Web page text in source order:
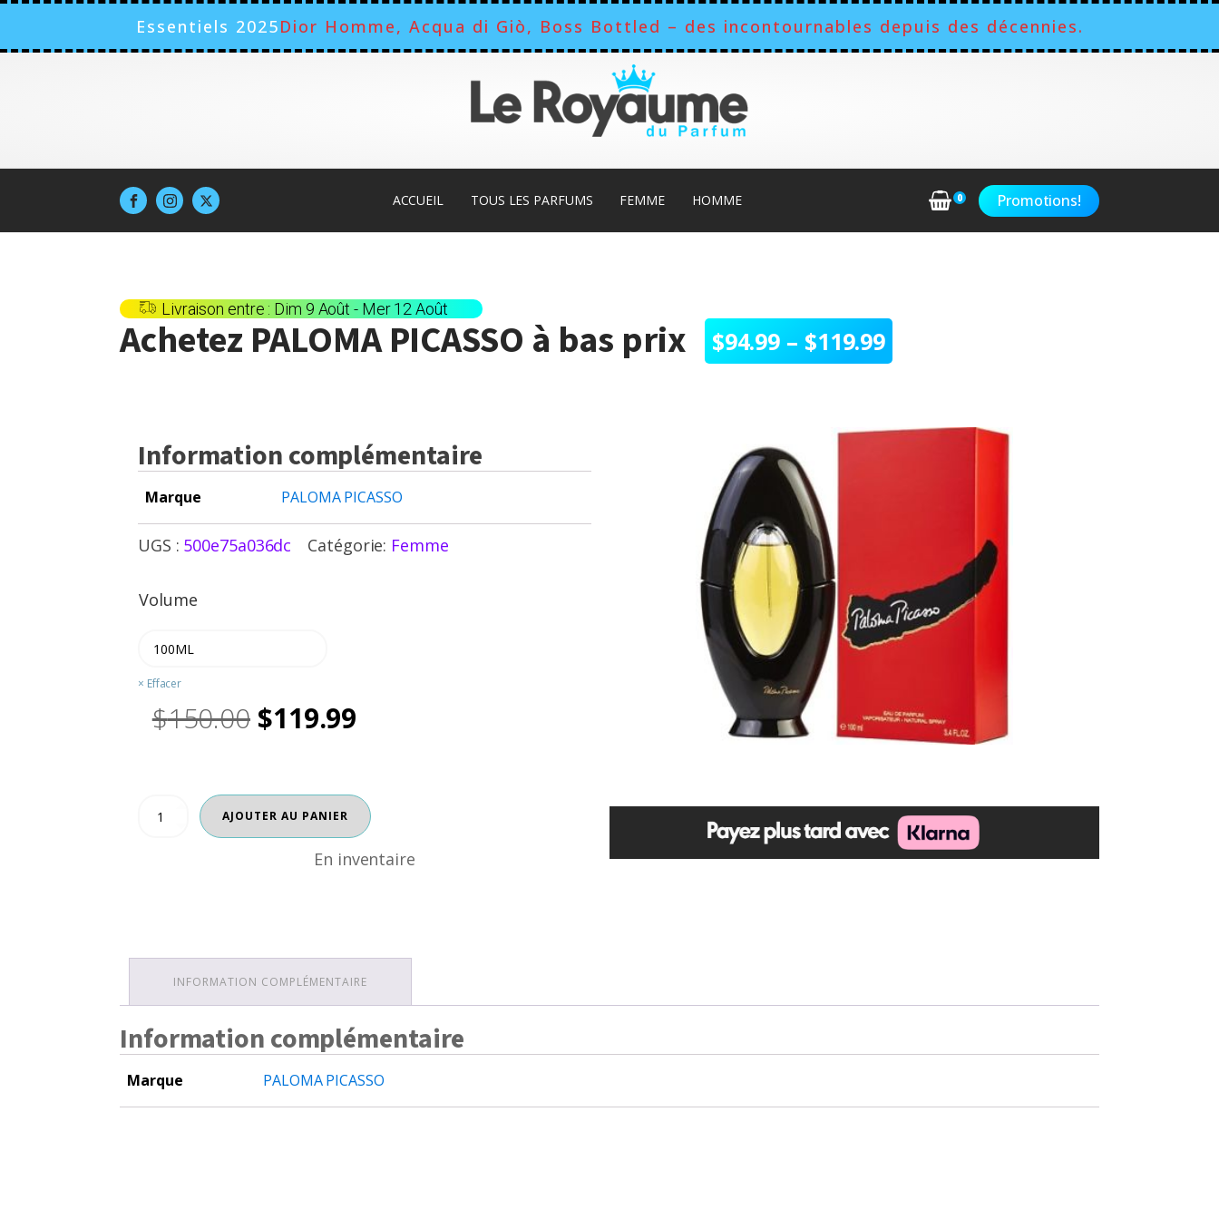
Essentiels 2025Dior Homme, Acqua di Giò, Boss Bottled – des incontournables depuis des décennies.
ACCUEIL TOUS LES PARFUMS FEMME HOMME 0 Promotions!
Livraison entre : Dim 9 Août - Mer 12 Août
Achetez PALOMA PICASSO à bas prix $94.99 – $119.99
Plage
$94.99
à
$119.99
Information complémentaire
Marque PALOMA PICASSO
UGS : 500e75a036dc Catégorie: Femme
Volume
Effacer
$150.00 Le
initial
était :
$119.99
actuel
est :
quantité
AJOUTER AU PANIER
En inventaire
INFORMATION COMPLÉMENTAIRE
Information complémentaire
Marque PALOMA PICASSO